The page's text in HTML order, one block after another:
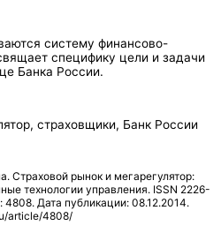
систему финансово-
специфику цели и задачи
Банка России.
страховщики, Банк России
Страховой рынок и мегарегулятор:
технологии управления. ISSN 2226-
4808. Дата публикации: 08.12.2014.
article/4808/